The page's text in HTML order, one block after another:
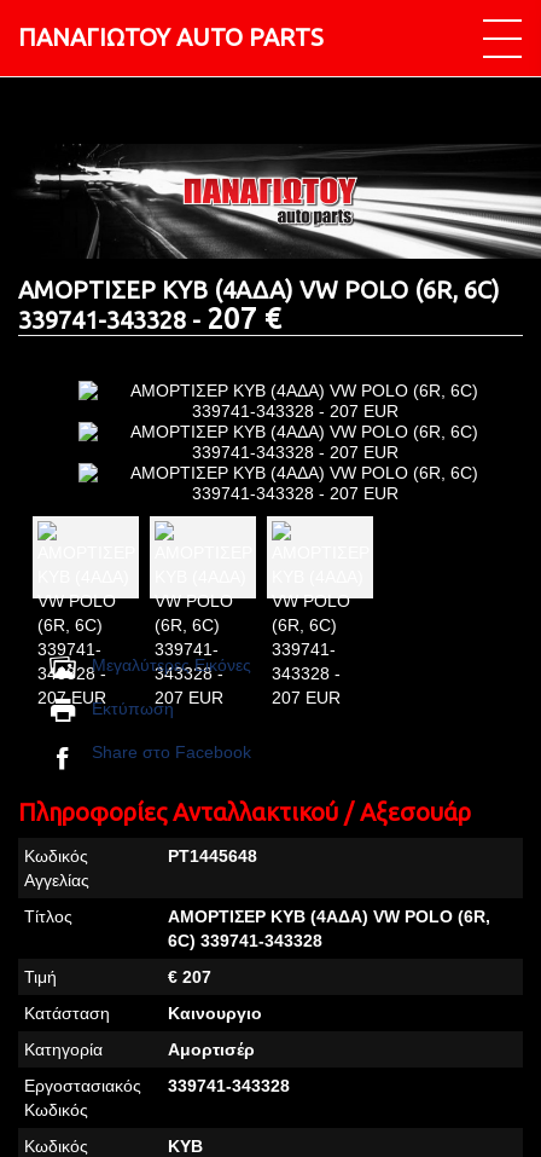
ΠΑΝΑΓΙΩΤΟΥ AUTO PARTS
ΑΜΟΡΤΙΣΕΡ KYB (4ΑΔΑ) VW POLO (6R, 6C)
339741-343328 - 207 €
Μεγαλύτερες Εικόνες
Εκτύπωση
Share στο Facebook
Πληροφορίες Ανταλλακτικού / Αξεσουάρ
Κωδικός
Αγγελίας
PT1445648
Τίτλος
ΑΜΟΡΤΙΣΕΡ KYB (4ΑΔΑ) VW POLO (6R,
6C) 339741-343328
Τιμή
€ 207
Κατάσταση
Καινουργιο
Κατηγορία
Αμορτισέρ
Εργοστασιακός
Κωδικός
339741-343328
Κωδικός
KYB